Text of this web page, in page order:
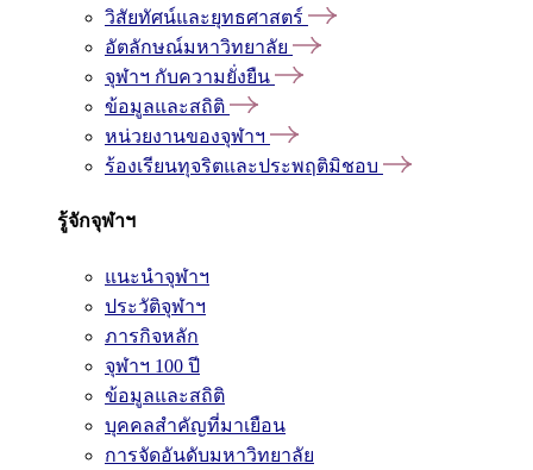
วิสัยทัศน์และยุทธศาสตร์
อัตลักษณ์มหาวิทยาลัย
จุฬาฯ กับความยั่งยืน
ข้อมูลและสถิติ
หน่วยงานของจุฬาฯ
ร้องเรียนทุจริตและประพฤติมิชอบ
รู้จักจุฬาฯ
แนะนำจุฬาฯ
ประวัติจุฬาฯ
ภารกิจหลัก
จุฬาฯ 100 ปี
ข้อมูลและสถิติ
บุคคลสำคัญที่มาเยือน
การจัดอันดับมหาวิทยาลัย